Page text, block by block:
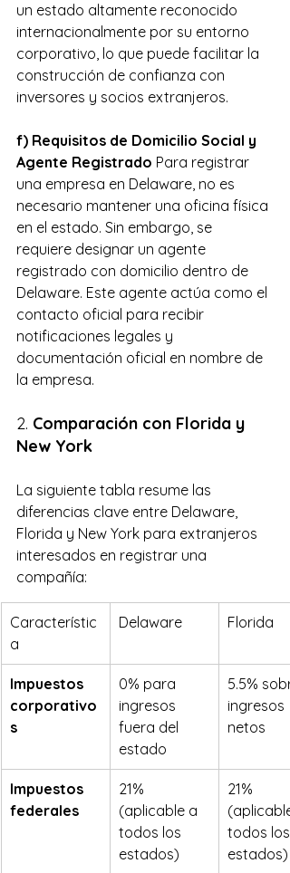
un estado altamente reconocido
internacionalmente por su entorno
corporativo, lo que puede facilitar la
construcción de confianza con
inversores y socios extranjeros.
f) Requisitos de Domicilio Social y
Agente Registrado Para registrar
una empresa en Delaware, no es
necesario mantener una oficina física
en el estado. Sin embargo, se
requiere designar un agente
registrado con domicilio dentro de
Delaware. Este agente actúa como el
contacto oficial para recibir
notificaciones legales y
documentación oficial en nombre de
la empresa.
2. Comparación con Florida y
New York
La siguiente tabla resume las
diferencias clave entre Delaware,
Florida y New York para extranjeros
interesados en registrar una
compañía:
Característic
a
Delaware Florida
Impuestos
corporativo
s
0% para
ingresos
fuera del
estado
5.5%
ingresos
netos
Impuestos
federales
21%
(aplicable a
todos los
estados)
21%
todos los
estados)